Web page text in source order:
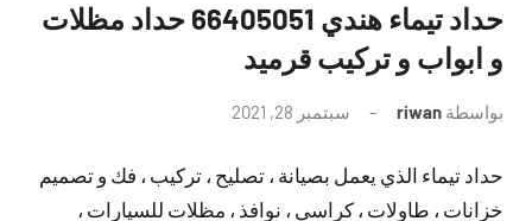
حداد تيماء هندي 66405051 حداد مظلات
و ابواب و تركيب قرميد
بواسطة riwan سبتمبر 28, 2021
تعليقات
حداد تيماء الذي يعمل بصيانة ، تصليح ، تركيب ، فك و تصميم
خزانات ، طاولات ، كراسي ، نوافذ ، مظلات للسيارات ،